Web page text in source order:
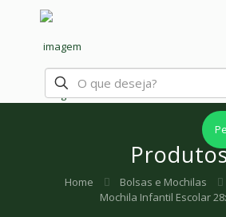
Home Bolsas e Mochilas
Mochila Infantil Escolar